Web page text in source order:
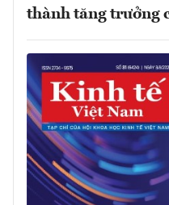
thành tăng trưởng